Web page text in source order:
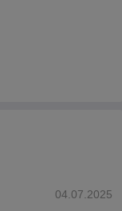
04.07.2025